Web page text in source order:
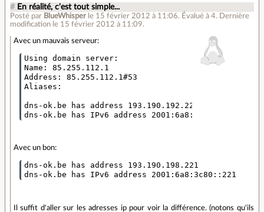
# En réalité, c'est tout simple...
Posté par BlueWhisper le 15 février 2012 à 11:06. Évalué à 4. Dernière
modification le 15 février 2012 à 11:09.
Avec un mauvais serveur:
Using domain server:
Name: 85.255.112.1
Address: 85.255.112.1#53
Aliases:
dns-ok.be has address 193.190.192.222
Avec un bon:
dns-ok.be has address 193.190.198.221
Il suffit d'aller sur les adresses ip pour voir la différence. (notons qu'ils